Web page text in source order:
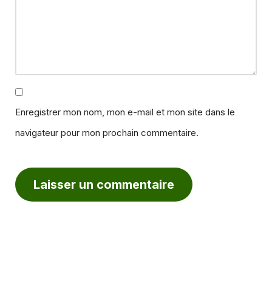
Enregistrer mon nom, mon e-mail et mon site dans le
navigateur pour mon prochain commentaire.